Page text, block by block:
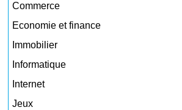
Commerce
Economie et finance
Immobilier
Informatique
Internet
Jeux